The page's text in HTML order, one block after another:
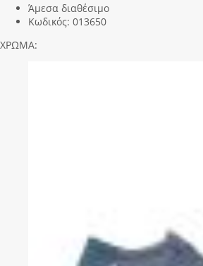
Άμεσα διαθέσιμο
Κωδικός: 013650
ΧΡΩΜΑ: